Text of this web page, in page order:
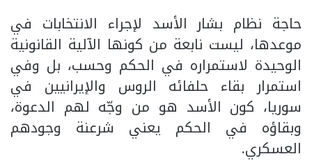
حاجة نظام بشار الأسد لإجراء الانتخابات في
موعدها، ليست نابعة من كونها الآلية القانونية
الوحيدة لاستمراره في الحكم وحسب، بل وفي
استمرار بقاء حلفائه الروس والإيرانيين في
سوريا، كون الأسد هو من وجّه لهم الدعوة،
وبقاؤه في الحكم يعني شرعنة وجودهم
العسكري.